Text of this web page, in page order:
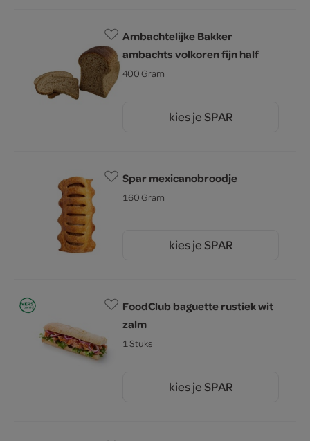
Ambachtelijke Bakker
ambachts volkoren fijn half
400 Gram
kies je SPAR
Spar mexicanobroodje
160 Gram
kies je SPAR
FoodClub baguette rustiek wit
zalm
1 Stuks
kies je SPAR